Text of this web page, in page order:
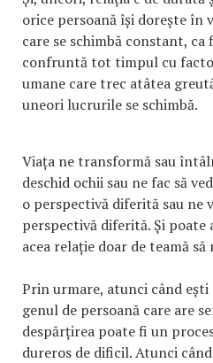
orice persoană își dorește în
care se schimbă constant, ca
confruntă tot timpul cu
umane care trec atâtea
uneori lucrurile se schimbă.
Viața ne transformă sau
deschid ochii sau ne fac să
o perspectivă diferită sau ne
perspectivă diferită. Și poate
acea relație doar de teamă
Prin urmare, atunci când ești
genul de persoană care are
despărțirea poate fi un
dureros de dificil. Atunci